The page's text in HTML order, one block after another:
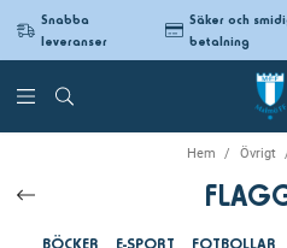
Snabba
leveranser
Säker och
betalning
Hem Övrigt
BÖCKER E-SPORT FOTBOLLAR